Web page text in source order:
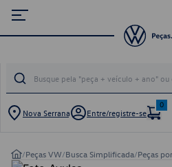
Nova Serrana Entre/registre-se
0
/Peças VW/Busca Simplificada/Peças